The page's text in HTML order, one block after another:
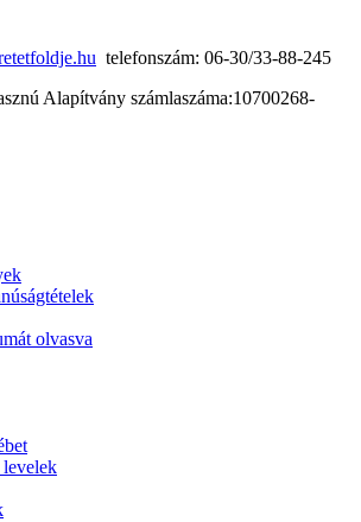
telefonszám: 06-30/33-88-245
Alapítvány számlaszáma:10700268-
olvasva